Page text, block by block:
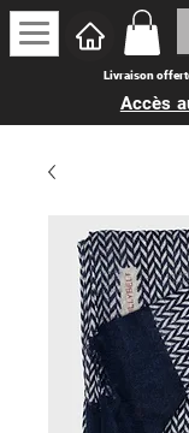
Livraison
Accès